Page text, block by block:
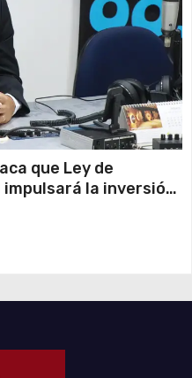
que Ley de
la inversión